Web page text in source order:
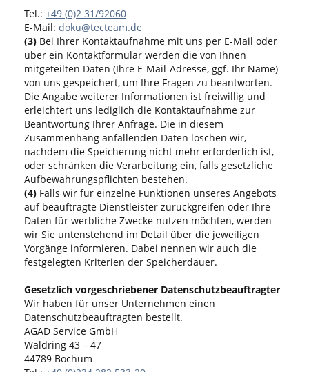
Tel.: +49 (0)2 31/92060
E-Mail: doku@tecteam.de
(3) Bei Ihrer Kontaktaufnahme mit uns per E-Mail oder
über ein Kontaktformular werden die von Ihnen
mitgeteilten Daten (Ihre E-Mail-Adresse, ggf. Ihr Name)
von uns gespeichert, um Ihre Fragen zu beantworten.
Die Angabe weiterer Informationen ist freiwillig und
erleichtert uns lediglich die Kontaktaufnahme zur
Beantwortung Ihrer Anfrage. Die in diesem
Zusammenhang anfallenden Daten löschen wir,
nachdem die Speicherung nicht mehr erforderlich ist,
oder schränken die Verarbeitung ein, falls gesetzliche
Aufbewahrungspflichten bestehen.
(4) Falls wir für einzelne Funktionen unseres Angebots
auf beauftragte Dienstleister zurückgreifen oder Ihre
Daten für werbliche Zwecke nutzen möchten, werden
wir Sie untenstehend im Detail über die jeweiligen
Vorgänge informieren. Dabei nennen wir auch die
festgelegten Kriterien der Speicherdauer.
Gesetzlich vorgeschriebener Datenschutzbeauftragter
Wir haben für unser Unternehmen einen
Datenschutzbeauftragten bestellt.
AGAD Service GmbH
Waldring 43 – 47
44789 Bochum